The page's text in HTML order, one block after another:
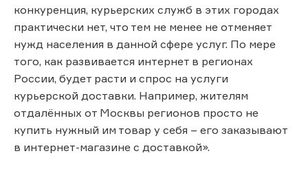
конкуренция, курьерских служб в этих городах
практически нет, что тем не менее не отменяет
нужд населения в данной сфере услуг. По мере
того, как развивается интернет в регионах
России, будет расти и спрос на услуги
курьерской доставки. Например, жителям
отдалённых от Москвы регионов просто не
купить нужный им товар у себя – его заказывают
в интернет-магазине с доставкой».